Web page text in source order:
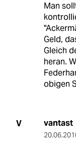
Man
Geld,
Gleich
heran.
obigen
V vantast